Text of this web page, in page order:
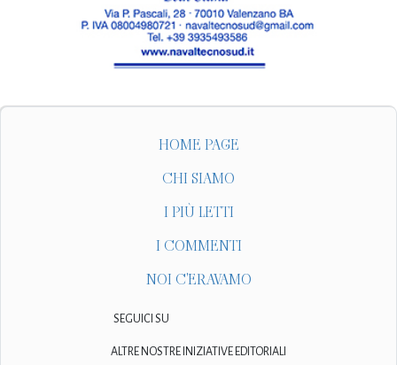
HOME PAGE
CHI SIAMO
I PIÙ LETTI
I COMMENTI
NOI C'ERAVAMO
SEGUICI SU
ALTRE NOSTRE INIZIATIVE EDITORIALI